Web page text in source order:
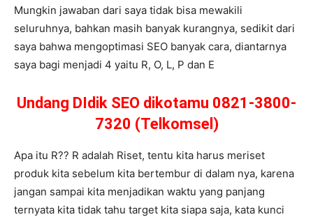
Mungkin jawaban dari saya tidak bisa mewakili
seluruhnya, bahkan masih banyak kurangnya, sedikit dari
saya bahwa mengoptimasi SEO banyak cara, diantarnya
saya bagi menjadi 4 yaitu R, O, L, P dan E
Undang DIdik SEO dikotamu 0821-3800-
7320 (Telkomsel)
Apa itu R?? R adalah Riset, tentu kita harus meriset
produk kita sebelum kita bertembur di dalam nya, karena
jangan sampai kita menjadikan waktu yang panjang
ternyata kita tidak tahu target kita siapa saja, kata kunci